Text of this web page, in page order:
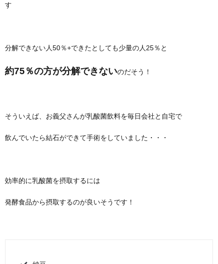
す
分解できない人50％+できたとしても少量の人25％と
約75％の方が分解できないのだそう！
そういえば、お義父さんが乳酸菌飲料を毎日会社と自宅で
飲んでいたら結石ができて手術をしていました・・・
効率的に乳酸菌を摂取するには
発酵食品から摂取するのが良いそうです！